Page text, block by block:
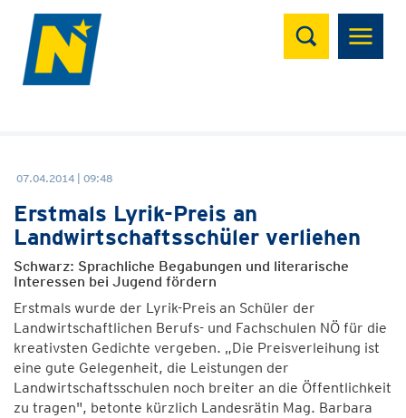
Suchen
07.04.2014 | 09:48
Erstmals Lyrik-Preis an
Landwirtschaftsschüler verliehen
Schwarz: Sprachliche Begabungen und literarische
Interessen bei Jugend fördern
Erstmals wurde der Lyrik-Preis an Schüler der
Landwirtschaftlichen Berufs- und Fachschulen NÖ für die
kreativsten Gedichte vergeben. „Die Preisverleihung ist
eine gute Gelegenheit, die Leistungen der
Landwirtschaftsschulen noch breiter an die Öffentlichkeit
zu tragen", betonte kürzlich Landesrätin Mag. Barbara